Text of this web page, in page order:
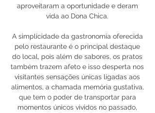
aproveitaram a oportunidade e deram
vida ao Dona Chica.
A simplicidade da gastronomia oferecida
pelo restaurante é o principal destaque
do local, pois além de sabores, os pratos
também trazem afeto e isso desperta nos
visitantes sensações únicas ligadas aos
alimentos, a chamada memória gustativa,
que tem o poder de transportar para
momentos únicos vividos no passado,